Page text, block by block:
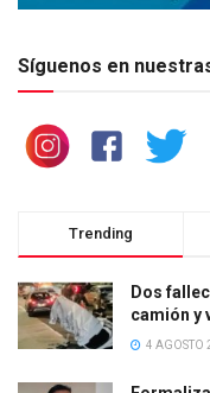
Síguenos en
Trending
Dos
camión y
4 AGOSTO